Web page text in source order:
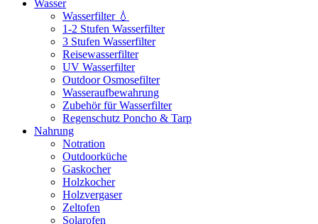
Wasser
Wasserfilter 💧
1-2 Stufen Wasserfilter
3 Stufen Wasserfilter
Reisewasserfilter
UV Wasserfilter
Outdoor Osmosefilter
Wasseraufbewahrung
Zubehör für Wasserfilter
Regenschutz Poncho & Tarp
Nahrung
Notration
Outdoorküche
Gaskocher
Holzkocher
Holzvergaser
Zeltofen
Solarofen